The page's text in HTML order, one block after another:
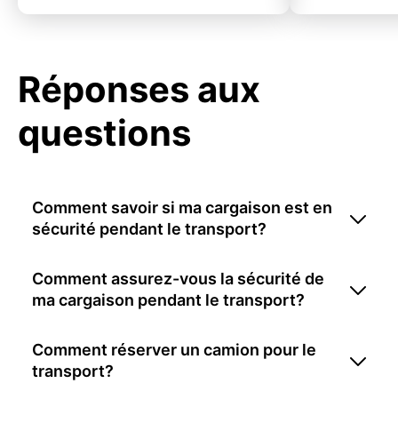
Réponses aux
questions
Comment savoir si ma cargaison est en
sécurité pendant le transport?
Comment assurez-vous la sécurité de
ma cargaison pendant le transport?
Comment réserver un camion pour le
transport?